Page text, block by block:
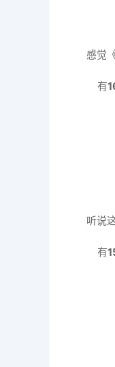
感觉
有
听说
有